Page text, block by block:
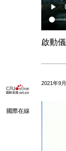
啟動
國際在線
2021年9